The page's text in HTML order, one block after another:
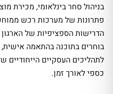
בניהול סחר בינלאומי, מכירת
פתרונות של מערכות רכש
הדרישות הספציפיות של
בוחרים בתוכנה בהתאמה
לתהליכים העסקיים הייחודיים
כספי לאורך זמן.